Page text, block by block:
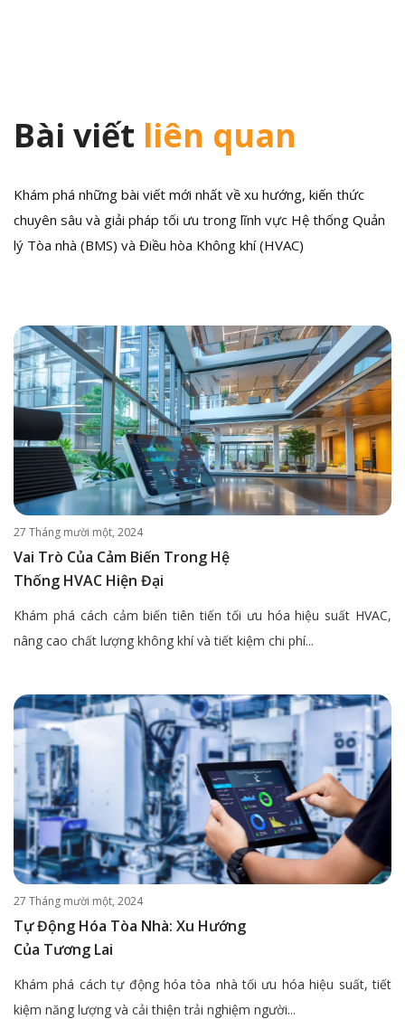
Bài viết liên quan
Khám phá những bài viết mới nhất về xu hướng, kiến thức
chuyên sâu và giải pháp tối ưu trong lĩnh vực Hệ thống Quản
lý Tòa nhà (BMS) và Điều hòa Không khí (HVAC)
27 Tháng mười một, 2024
Vai Trò Của Cảm Biến Trong Hệ
Thống HVAC Hiện Đại
Khám phá cách cảm biến tiên tiến tối ưu hóa hiệu suất HVAC,
nâng cao chất lượng không khí và tiết kiệm chi phí...
27 Tháng mười một, 2024
Tự Động Hóa Tòa Nhà: Xu Hướng
Của Tương Lai
Khám phá cách tự động hóa tòa nhà tối ưu hóa hiệu suất, tiết
kiệm năng lượng và cải thiện trải nghiệm người...